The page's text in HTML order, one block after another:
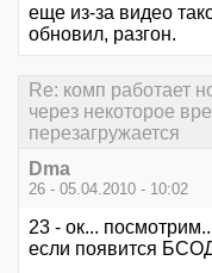
еще из-за видео
обновил, разгон.
Re: комп работает
через некоторое
перезагружается
Dma
26 - 05.04.2010 - 10:02
23 - ок...
если появится